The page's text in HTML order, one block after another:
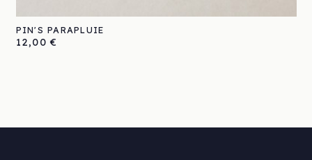
PIN'S PARAPLUIE
Prix
12,00 €